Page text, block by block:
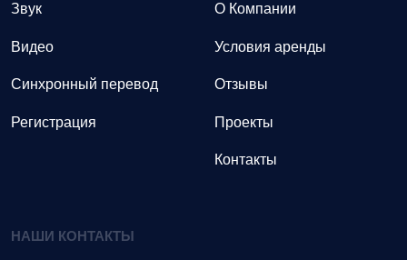
Звук
Видео
Синхронный перевод
Регистрация
О Компании
Условия аренды
Отзывы
Проекты
Контакты
НАШИ КОНТАКТЫ